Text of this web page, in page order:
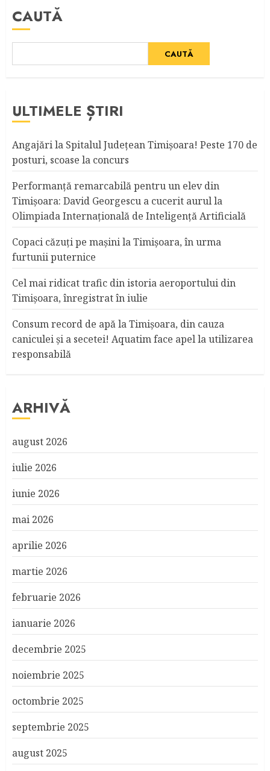
CAUTĂ
CAUTĂ
ULTIMELE ȘTIRI
Angajări la Spitalul Judeţean Timişoara! Peste 170 de
posturi, scoase la concurs
Performanță remarcabilă pentru un elev din
Timișoara: David Georgescu a cucerit aurul la
Olimpiada Internațională de Inteligență Artificială
Copaci căzuţi pe maşini la Timişoara, în urma
furtunii puternice
Cel mai ridicat trafic din istoria aeroportului din
Timişoara, înregistrat în iulie
Consum record de apă la Timişoara, din cauza
caniculei şi a secetei! Aquatim face apel la utilizarea
responsabilă
ARHIVĂ
august 2026
iulie 2026
iunie 2026
mai 2026
aprilie 2026
martie 2026
februarie 2026
ianuarie 2026
decembrie 2025
noiembrie 2025
octombrie 2025
septembrie 2025
august 2025